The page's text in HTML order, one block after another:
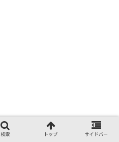
検索 トップ サイドバー